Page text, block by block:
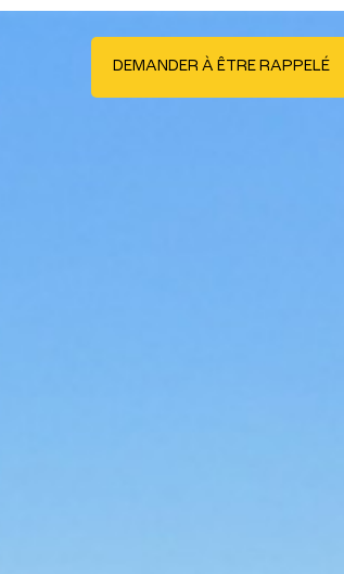
DEMANDER À ÊTRE RAPPELÉ